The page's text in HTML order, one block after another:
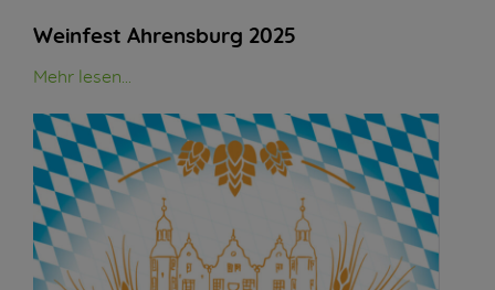
Weinfest Ahrensburg 2025
Mehr lesen...